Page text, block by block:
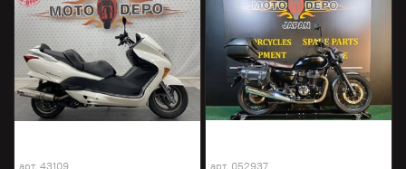
арт. 43109 арт. 052937